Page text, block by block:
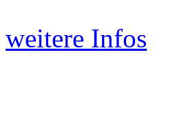
weitere Infos